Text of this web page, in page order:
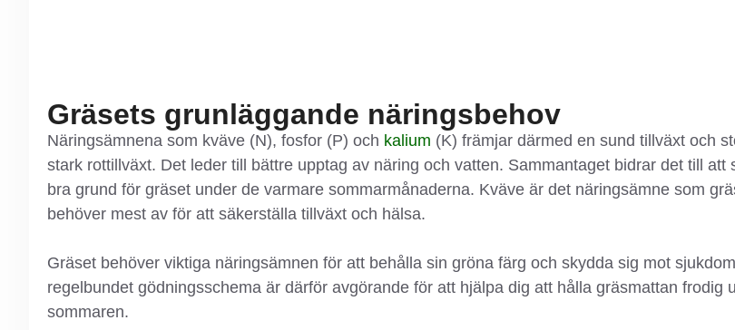
Gräsets grunläggande näringsbehov
Näringsämnena som kväve (N), fosfor (P) och kalium (K) främjar därmed en sund tillväxt och
stark rottillväxt. Det leder till bättre upptag av näring och vatten. Sammantaget bidrar det till att
bra grund för gräset under de varmare sommarmånaderna. Kväve är det näringsämne som
behöver mest av för att säkerställa tillväxt och hälsa.
Gräset behöver viktiga näringsämnen för att behålla sin gröna färg och skydda sig mot
regelbundet gödningsschema är därför avgörande för att hjälpa dig att hålla gräsmattan frodig
sommaren.